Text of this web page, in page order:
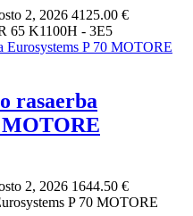
2, 2026 4125.00 €
65 K1100H - 3E5
rasaerba
MOTORE
2, 2026 1644.50 €
P 70 MOTORE